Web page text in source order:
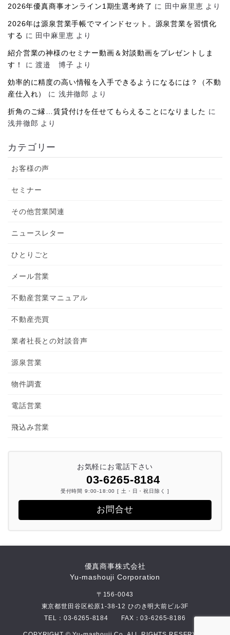
2026年優真商事オンライン1期生選考終了 に 田中麻里恵 より
2026年は源泉営業手帳でマインドセット。源泉営業を習慣化
する に 田中麻里恵 より
紹介営業の神様のセミナー動画＆対談動画をプレゼントしま
す！
に渡邉 博子 より
効率的に精度の高い情報を入手できるようになるには？（不動
産仕入れ）
に 浅井徹郎 より
折角のご縁…賃貸付けを任せてもらえることになりました に
浅井徹郎 より
カテゴリー
お客様の声
セミナー
その他営業関連
ニュースレター
ひとりごと
メール営業
不動産営業マニュアル
不動産売買
業者社長との対談音声
源泉営業
物件調査
電話営業
飛込み営業
お気軽にお電話下さい
03-6265-8184
受付時間 9:00-18:00 [ 土・日・祝日除く ]
お問合せ
優真商事株式会社
Yu-mashouji Corporation
〒156-0043
東京都世田谷区松原1-38-12 ひのき明大前ビル3F
TEL： 03-6265-8184 FAX：03-6265-8186